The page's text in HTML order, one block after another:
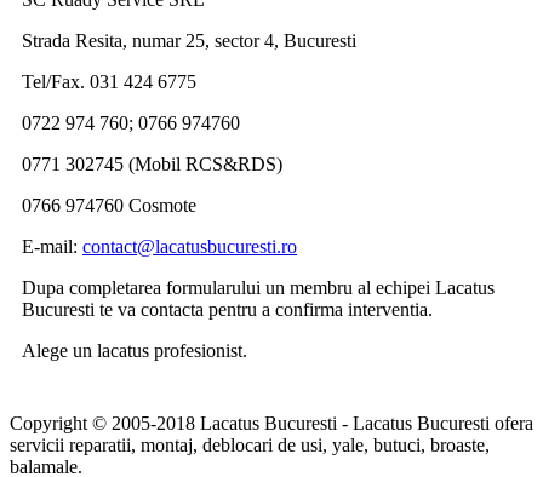
Strada Resita, numar 25, sector 4, Bucuresti
Tel/Fax. 031 424 6775
0722 974 760; 0766 974760
0771 302745 (Mobil RCS&RDS)
0766 974760 Cosmote
E-mail: contact@lacatusbucuresti.ro
Dupa completarea formularului un membru al echipei Lacatus
Bucuresti te va contacta pentru a confirma interventia.
Alege un lacatus profesionist.
Copyright © 2005-2018 Lacatus Bucuresti - Lacatus Bucuresti ofera
servicii reparatii, montaj, deblocari de usi, yale, butuci, broaste,
balamale.